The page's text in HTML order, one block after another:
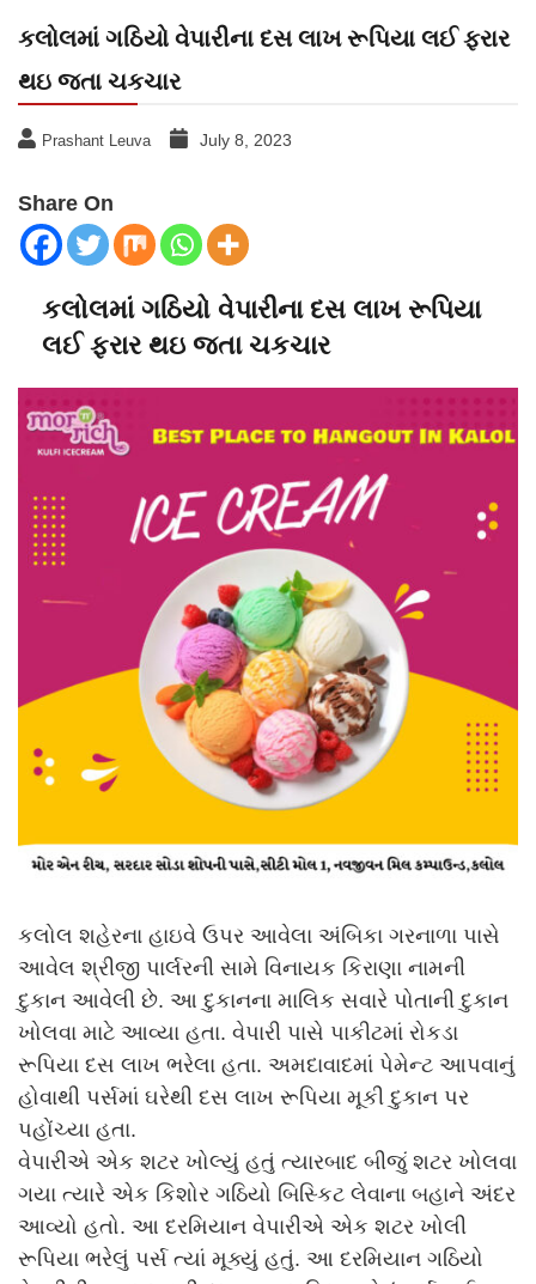
કલોલમાં ગઠિયો વેપારીના દસ લાખ રૂપિયા લઈ ફરાર
થઇ જતા ચકચાર
Prashant Leuva July 8, 2023
Share On
કલોલમાં ગઠિયો વેપારીના દસ લાખ રૂપિયા
લઈ ફરાર થઇ જતા ચકચાર
કલોલ શહેરના હાઇવે ઉપર આવેલા અંબિકા ગરનાળા પાસે
આવેલ શ્રીજી પાર્લરની સામે વિનાયક કિરાણા નામની
દુકાન આવેલી છે. આ દુકાનના માલિક સવારે પોતાની દુકાન
ખોલવા માટે આવ્યા હતા. વેપારી પાસે પાકીટમાં રોકડા
રૂપિયા દસ લાખ ભરેલા હતા. અમદાવાદમાં પેમેન્ટ આપવાનું
હોવાથી પર્સમાં ઘરેથી દસ લાખ રૂપિયા મૂકી દુકાન પર
પહોંચ્યા હતા.
વેપારીએ એક શટર ખોલ્યું હતું ત્યારબાદ બીજું શટર ખોલવા
ગયા ત્યારે એક કિશોર ગઠિયો બિસ્કિટ લેવાના બહાને અંદર
આવ્યો હતો. આ દરમિયાન વેપારીએ એક શટર ખોલી
રૂપિયા ભરેલું પર્સ ત્યાં મૂક્યું હતું. આ દરમિયાન ગઠિયો